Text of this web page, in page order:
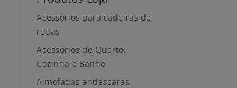
Acessórios para cadeiras de
rodas
Acessórios de Quarto,
Cozinha e Banho
Almofadas antiescaras